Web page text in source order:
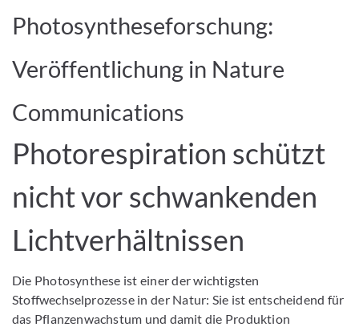
Photosyntheseforschung:
Veröffentlichung in Nature
Communications
Photorespiration schützt
nicht vor schwankenden
Lichtverhältnissen
Die Photosynthese ist einer der wichtigsten
Stoffwechselprozesse in der Natur: Sie ist entscheidend für
das Pflanzenwachstum und damit die Produktion